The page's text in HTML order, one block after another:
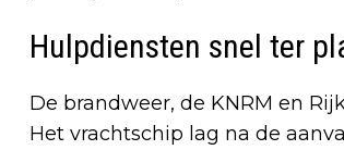
Hulpdiensten snel ter
De brandweer, de KNRM en
Het vrachtschip lag na de